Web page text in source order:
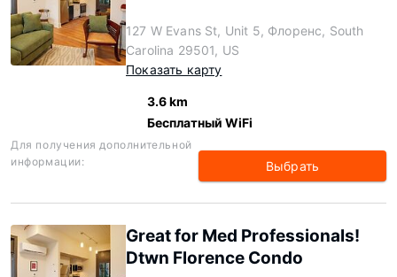
127 W Evans St, Unit 5, Флоренс, South
Carolina 29501, US
Показать карту
3.6 km
Бесплатный WiFi
Для получения дополнительной
информации:
Выбрать
Great for Med Professionals!
Dtwn Florence Condo